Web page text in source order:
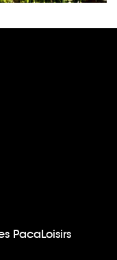
PacaLoisirs